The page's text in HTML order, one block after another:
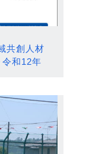
共創人材
和12年